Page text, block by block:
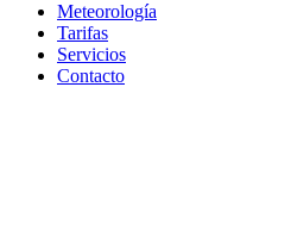
Meteorología
Tarifas
Servicios
Contacto